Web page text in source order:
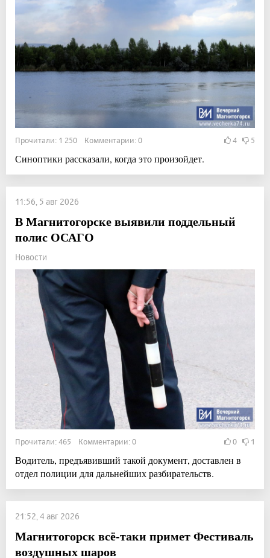
Прочитали: 1 250 Комментарии: 0 4 5
Синоптики рассказали, когда это произойдет.
11:56, 5 авг 2026
В Магнитогорске выявили поддельный
полис ОСАГО
Новости
Прочитали: 465 Комментарии: 0 0 1
Водитель, предъявивший такой документ, доставлен в
отдел полиции для дальнейших разбирательств.
21:52, 4 авг 2026
Магнитогорск всё-таки примет Фестиваль
воздушных шаров